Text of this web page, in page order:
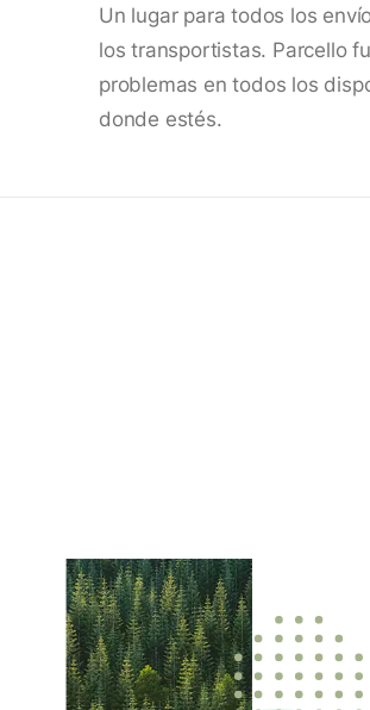
Un lugar para todos los
los transportistas. Parcello
problemas en todos los
donde estés.